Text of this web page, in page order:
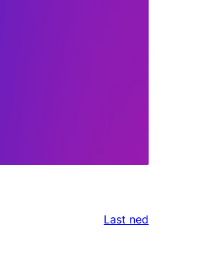
Last ned